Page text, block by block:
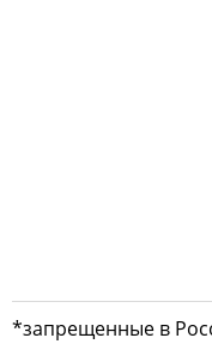
*запрещенные в